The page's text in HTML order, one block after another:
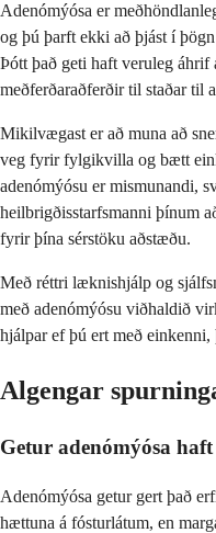
Adenómýósa er
og þú þarft ekki að þjást í
Þótt það geti haft veruleg
meðferðaraðferðir til staðar til
Mikilvægast er að muna að
veg fyrir fylgikvilla og bætt
adenómýósu er mismunandi,
heilbrigðisstarfsmanni þínum
fyrir þína sérstöku aðstæðu.
Með réttri læknishjálp og
með adenómýósu viðhaldið
hjálpar ef þú ert með
Algengar
Getur adenómýósa
Adenómýósa getur gert það
hættuna á fósturlátum, en